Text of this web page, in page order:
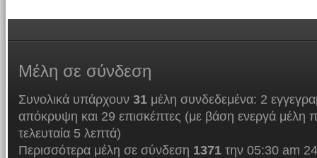
Μέλη σε σύνδεση
Συνολικά υπάρχουν 31μέλη συνδεδεμένα: 2
απόκρυψη και 29 επισκέπτες (με βάση ενεργά μέλη
τελευταία 5 λεπτά)
Περισσότερα μέλη σε σύνδεση 1371την 05:30 am